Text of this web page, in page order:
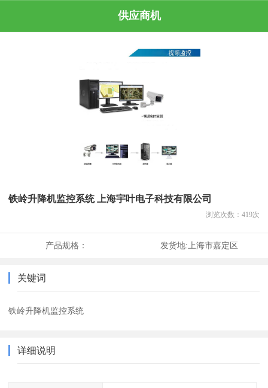
供应商机
铁岭升降机监控系统 上海宇叶电子科技有限公司
浏览次数： 419次
产品规格： 发货地:上海市嘉定区
关键词
铁岭升降机监控系统
详细说明